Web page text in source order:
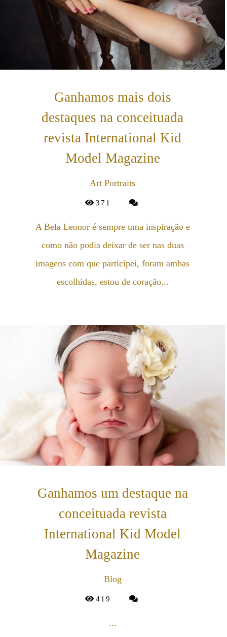
Ganhamos mais dois
destaques na conceituada
revista International Kid
Model Magazine
Art Portraits
371
A Bela Leonor é sempre uma inspiração e
como não podia deixar de ser nas duas
imagens com que participei, foram ambas
escolhidas, estou de coração...
Ganhamos um destaque na
conceituada revista
International Kid Model
Magazine
Blog
419
...